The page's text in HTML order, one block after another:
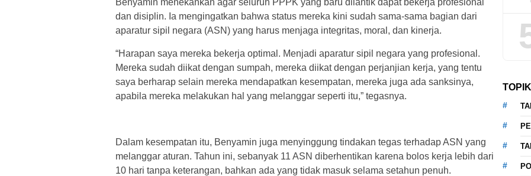
dan disiplin. Ia mengingatkan bahwa status mereka kini sudah sama-sama bagian dari
aparatur sipil negara (ASN) yang harus menjaga integritas, moral, dan kinerja.
“Harapan saya mereka bekerja optimal. Menjadi aparatur sipil negara yang profesional.
Mereka sudah diikat dengan sumpah, mereka diikat dengan perjanjian kerja, yang tentu
saya berharap selain mereka mendapatkan kesempatan, mereka juga ada sanksinya,
apabila mereka melakukan hal yang melanggar seperti itu,” tegasnya.
Dalam kesempatan itu, Benyamin juga menyinggung tindakan tegas terhadap ASN yang
melanggar aturan. Tahun ini, sebanyak 11 ASN diberhentikan karena bolos kerja lebih dari
10 hari tanpa keterangan, bahkan ada yang tidak masuk selama setahun penuh.